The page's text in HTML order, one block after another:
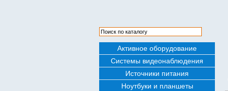
Активное оборудование
Системы видеонаблюдения
Источники питания
Ноутбуки и планшеты